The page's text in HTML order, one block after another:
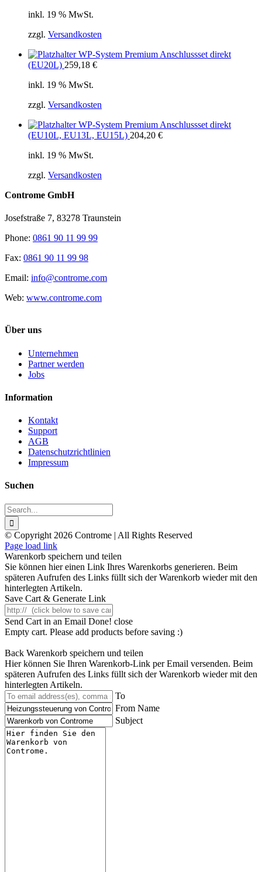
inkl. 19 % MwSt.
zzgl. Versandkosten
WP-System Premium Anschlussset direkt
(EU20L) 259,18 €
inkl. 19 % MwSt.
zzgl. Versandkosten
WP-System Premium Anschlussset direkt
(EU10L, EU13L, EU15L) 204,20 €
inkl. 19 % MwSt.
zzgl. Versandkosten
Controme GmbH
Josefstraße 7, 83278 Traunstein
Phone: 0861 90 11 99 99
Fax: 0861 90 11 99 98
Email: info@controme.com
Web: www.controme.com
Über uns
Unternehmen
Partner werden
Jobs
Information
Kontakt
Support
AGB
Datenschutzrichtlinien
Impressum
Suchen
Search
for:
© Copyright 2026 Controme | All Rights Reserved
Facebook
Instagram
YouTube
Xing
Page load link
Warenkorb speichern und teilen
Sie können hier einen Link Ihres Warenkorbs generieren. Beim
späteren Aufrufen des Links füllt sich der Warenkorb wieder mit den
hinterlegten Artikeln.
Save Cart & Generate Link
Send Cart in an Email Done! close
Empty cart. Please add products before saving :)
Back Warenkorb speichern und teilen
Hier können Sie Ihren Warenkorb-Link per Email versenden. Beim
späteren Aufrufen des Links füllt sich der Warenkorb wieder mit den
hinterlegten Artikeln.
To
From Name
Subject